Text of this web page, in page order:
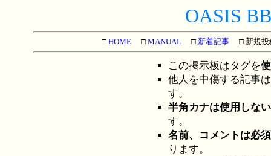
OASIS
□ HOME □ MANUAL □ 新着記事 □ 新規
この掲示板はタグを
他人を中傷する記事
す。
半角カナは使用しない
す。
名前、コメントは必
ります。